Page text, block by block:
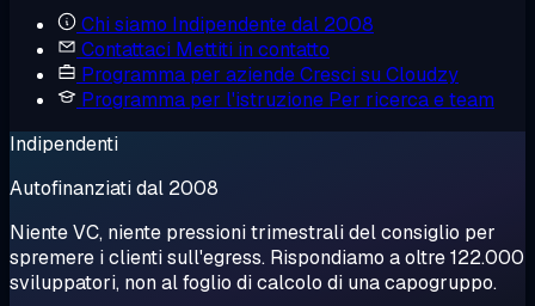
Chi siamo Indipendente dal 2008
Contattaci Mettiti in contatto
Programma per aziendeCresci su Cloudzy
Programma per l'istruzione Per ricerca e team
Indipendenti
Autofinanziati dal 2008
Niente VC, niente pressioni trimestrali del consiglio per
spremere i clienti sull'egress. Rispondiamo a oltre 122.000
sviluppatori, non al foglio di calcolo di una capogruppo.